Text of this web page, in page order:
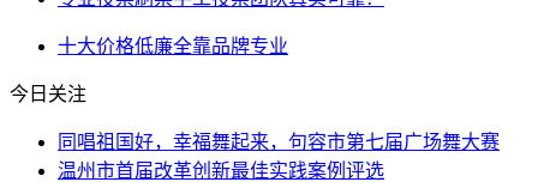
十大价格低廉全靠品牌专业
今日关注
同唱祖国好，幸福舞起来，句容市第七届广场舞大赛
温州市首届改革创新最佳实践案例评选